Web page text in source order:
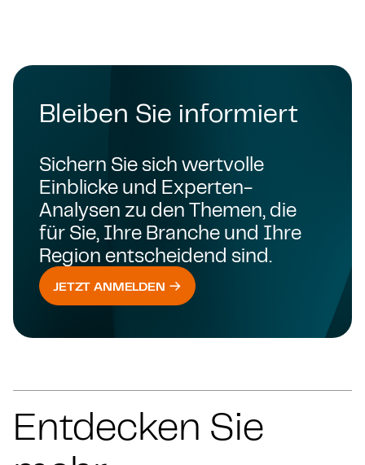
Bleiben Sie informiert
Sichern Sie sich wertvolle
Einblicke und Experten-
Analysen zu den Themen, die
für Sie, Ihre Branche und Ihre
Region entscheidend sind.
JETZT ANMELDEN
Entdecken Sie